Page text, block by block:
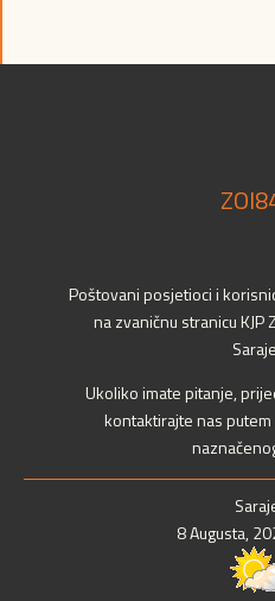
Poštovani posjetioci i
na zvaničnu stranicu KJP
Ukoliko imate pitanje,
kontaktirajte nas
8 Augusta,